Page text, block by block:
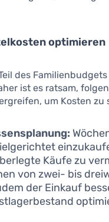
optimieren
des
ist es ratsam,
um Kosten zu
Käufe zu
von zwei- bis
der Einkauf